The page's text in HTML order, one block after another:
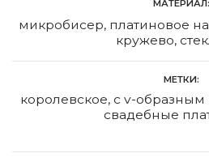
МАТЕРИАЛ:
микробисер, платиновое
кружево,
МЕТКИ:
королевское, с v-
свадебные